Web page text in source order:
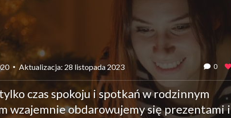
Aktualizacja: 28 listopada 2023 0
czas spokoju i spotkań w rodzinnym
wzajemnie obdarowujemy się prezentami i